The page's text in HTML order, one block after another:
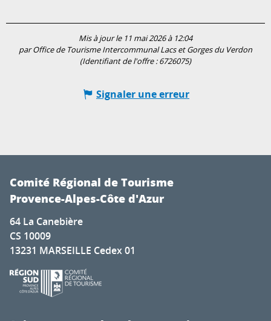
Mis à jour le 11 mai 2026 à 12:04
par Office de Tourisme Intercommunal Lacs et Gorges du Verdon
(Identifiant de l'offre :6726075)
Signaler une erreur
Comité Régional de Tourisme
Provence-Alpes-Côte d'Azur
64 La Canebière
CS 10009
13231 MARSEILLE Cedex 01